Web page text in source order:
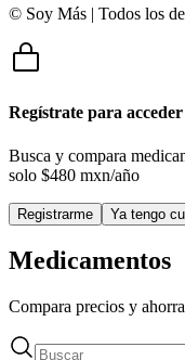
© Soy Más | Todos los
Regístrate para acceder
Busca y compara
solo $480 mxn/año
Registrarme Ya tengo
Medicamentos
Compara precios y